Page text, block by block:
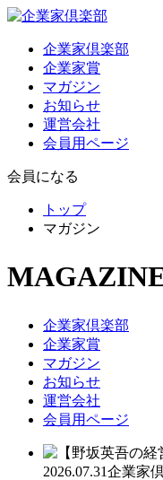
企業家倶楽部
企業家賞
マガジン
お知らせ
運営会社
会員用ページ
会員になる
トップ
マガジン
企業家倶楽部
企業家賞
マガジン
お知らせ
運営会社
会員用ページ
2026.07.31企業家